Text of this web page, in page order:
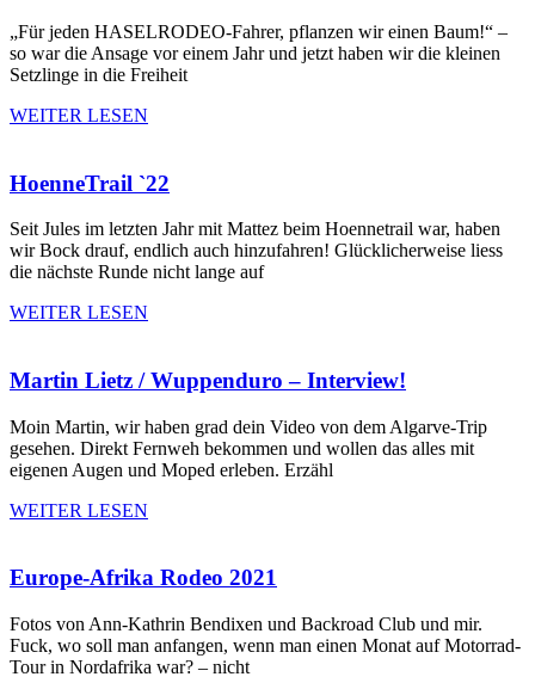
„Für jeden HASELRODEO-Fahrer, pflanzen wir einen Baum!“ –
so war die Ansage vor einem Jahr und jetzt haben wir die kleinen
Setzlinge in die Freiheit
WEITER LESEN
HoenneTrail `22
Seit Jules im letzten Jahr mit Mattez beim Hoennetrail war, haben
wir Bock drauf, endlich auch hinzufahren! Glücklicherweise liess
die nächste Runde nicht lange auf
WEITER LESEN
Martin Lietz / Wuppenduro – Interview!
Moin Martin, wir haben grad dein Video von dem Algarve-Trip
gesehen. Direkt Fernweh bekommen und wollen das alles mit
eigenen Augen und Moped erleben. Erzähl
WEITER LESEN
Europe-Afrika Rodeo 2021
Fotos von Ann-Kathrin Bendixen und Backroad Club und mir.
Fuck, wo soll man anfangen, wenn man einen Monat auf Motorrad-
Tour in Nordafrika war? – nicht